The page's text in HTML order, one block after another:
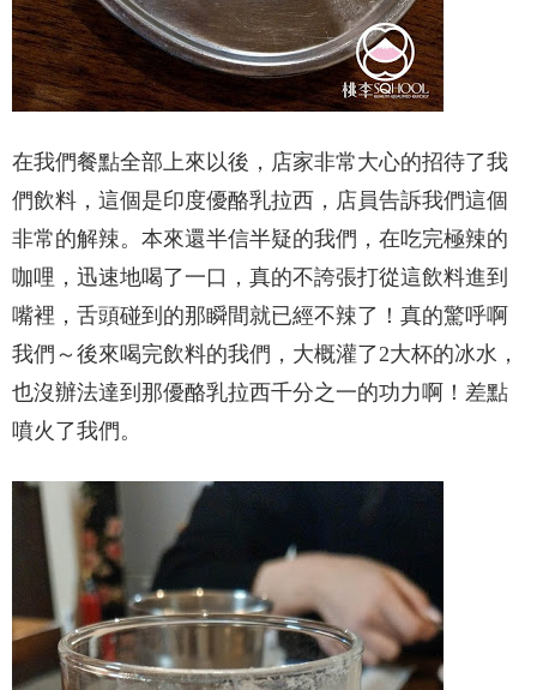
在我們餐點全部上來以後，店家非常大心的招待了我
們飲料，這個是印度優酪乳拉西，店員告訴我們這個
非常的解辣。本來還半信半疑的我們，在吃完極辣的
咖哩，迅速地喝了一口，真的不誇張打從這飲料進到
嘴裡，舌頭碰到的那瞬間就已經不辣了！真的驚呼啊
我們～後來喝完飲料的我們，大概灌了2大杯的冰水，
也沒辦法達到那優酪乳拉西千分之一的功力啊！差點
噴火了我們。